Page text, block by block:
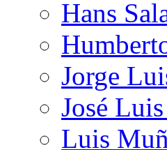
Hans
Jorge
José
Luis